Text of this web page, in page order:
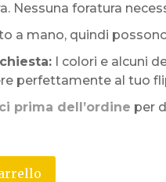
Nessuna foratura
a mano, quindi
I colori e alcuni
perfettamente al tuo
prima dell’ordine per